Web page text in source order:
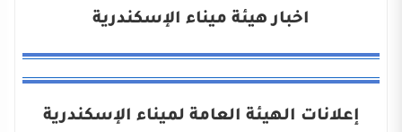
اخبار هيئة ميناء الإسكندرية
إعلانات الهيئة العامة لميناء الإسكندرية